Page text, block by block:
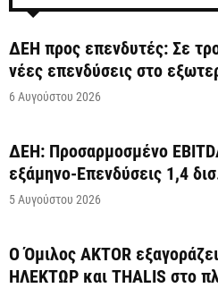
ΔΕΗ προς επενδυτές: Σε
νέες επενδύσεις στο
6 Αυγούστου 2026
ΔΕΗ: Προσαρμοσμένο
εξάμηνο-Επενδύσεις 1,4
5 Αυγούστου 2026
Ο Όμιλος AKTOR
ΗΛΕΚΤΩΡ και THALIS στο